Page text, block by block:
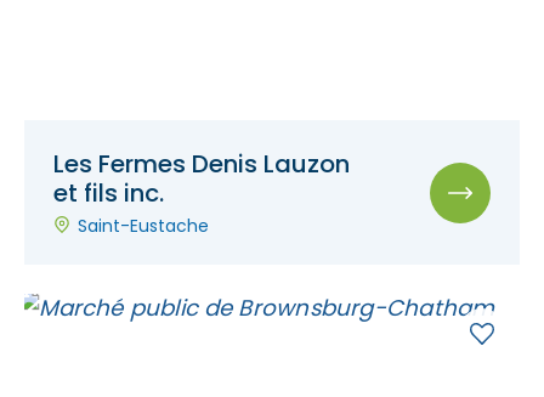
Les Fermes Denis Lauzon
et fils inc.
Saint-Eustache